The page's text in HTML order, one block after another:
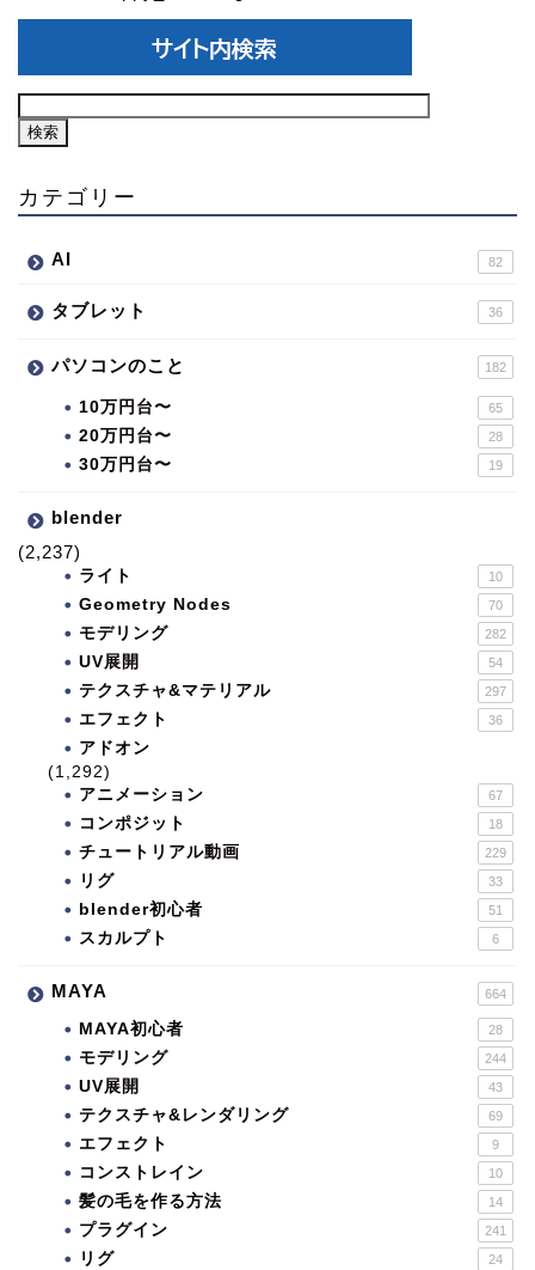
カテゴリー
AI 82
タブレット 36
パソコンのこと 182
10万円台〜 65
20万円台〜 28
30万円台〜 19
blender
(2,237)
ライト 10
Geometry Nodes 70
モデリング 282
UV展開 54
テクスチャ&マテリアル 297
エフェクト 36
アドオン
(1,292)
アニメーション
67
コンポジット 18
チュートリアル動画 229
リグ 33
blender初心者 51
スカルプト 6
MAYA 664
MAYA初心者 28
モデリング 244
UV展開 43
テクスチャ&レンダリング 69
エフェクト 9
コンストレイン 10
髪の毛を作る方法 14
プラグイン 241
リグ 24